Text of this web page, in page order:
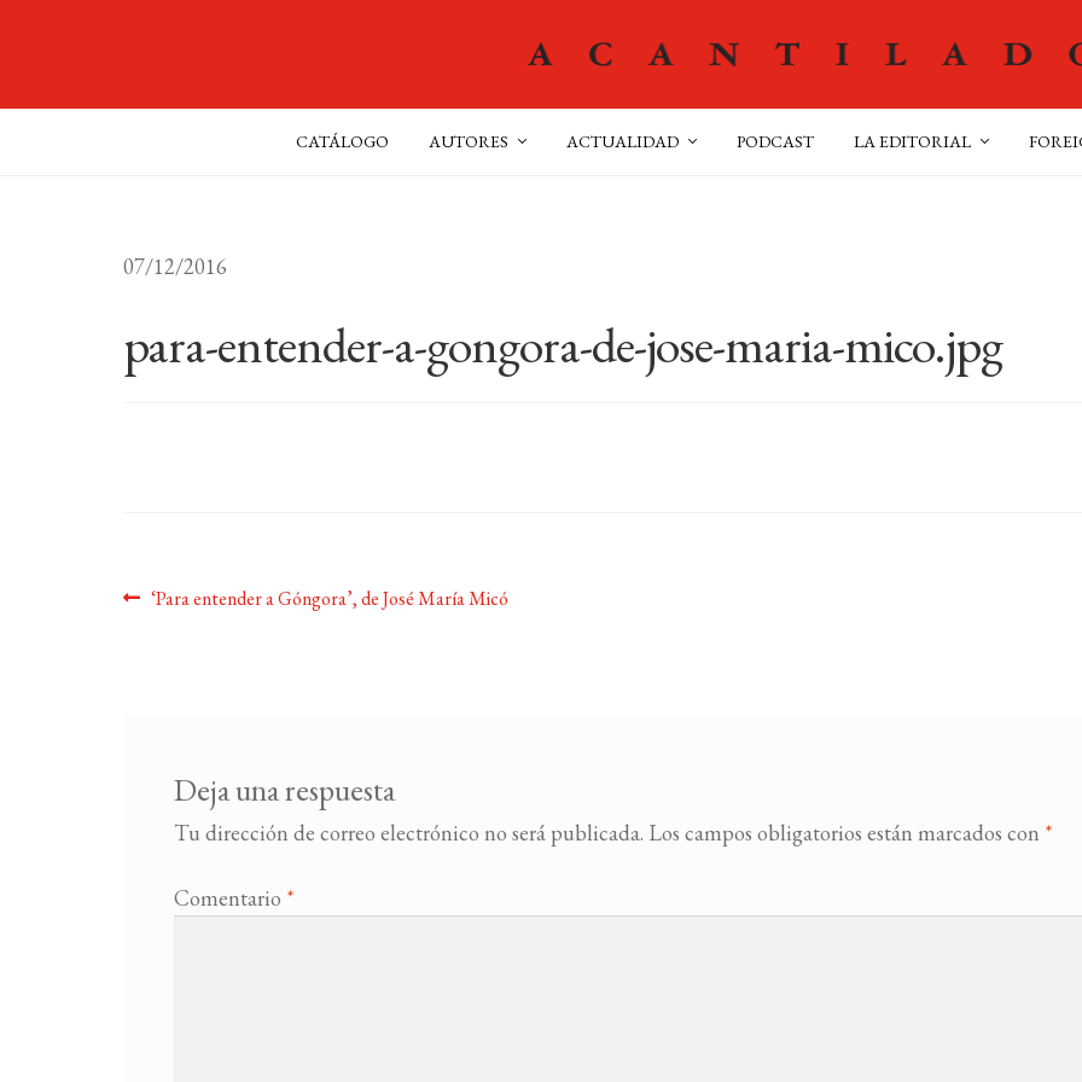
CATÁLOGO AUTORES ACTUALIDAD PODCAST LA EDITORIAL
07/12/2016
para-entender-a-gongora-de-jose-maria-mico.jpg
Navegación
Anterior:
‘Para entender a Góngora’, de José María Micó
Deja una respuesta
Tu dirección de correo electrónico no será publicada. Los campos obligatorios están marcados con *
Comentario *